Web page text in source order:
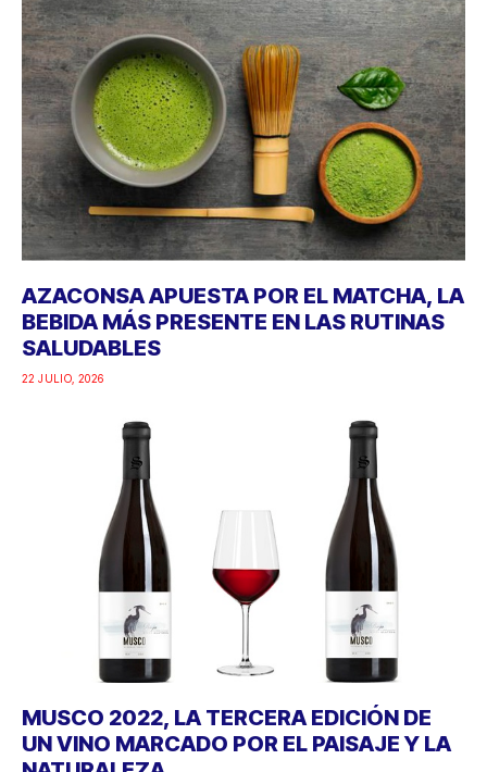
AZACONSA APUESTA POR EL MATCHA, LA
BEBIDA MÁS PRESENTE EN LAS RUTINAS
SALUDABLES
22 JULIO, 2026
MUSCO 2022, LA TERCERA EDICIÓN DE
UN VINO MARCADO POR EL PAISAJE Y LA